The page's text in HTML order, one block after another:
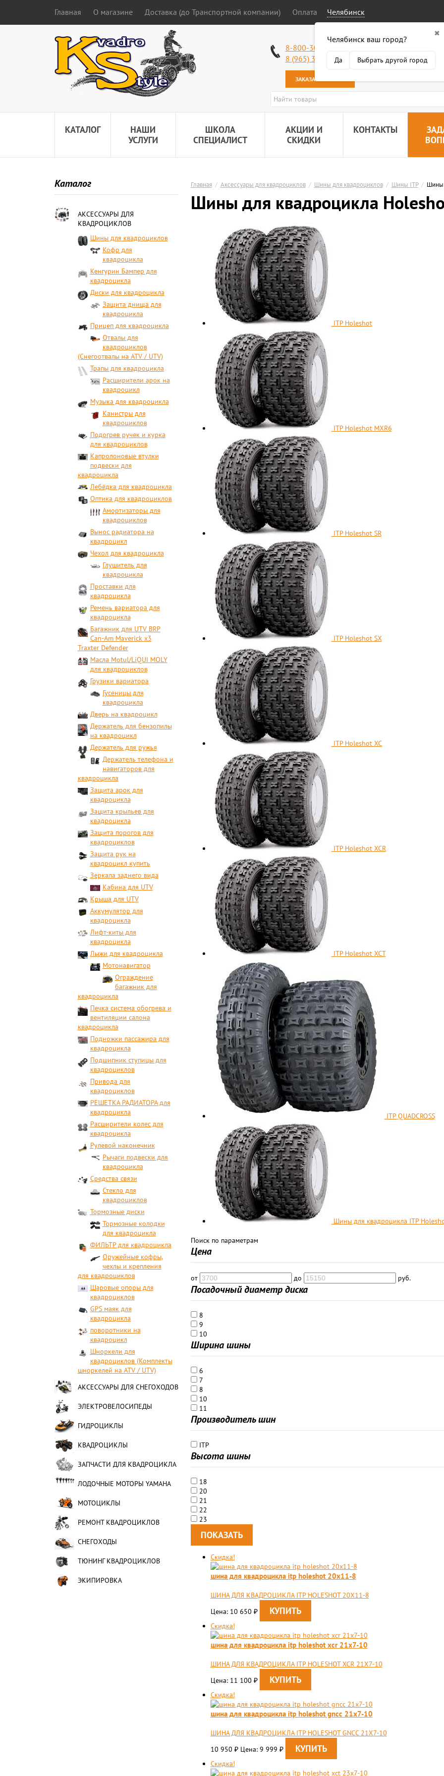
Главная О магазине Доставка (до Транспортной компании) Оплата Челябинск
✖
Челябинск ваш город?
Да Выбрать другой город
8-800-301-50-58
8 (965) 318-34-38
ЗАКАЗАТЬ ЗВОНОК
Работаем
КАТАЛОГ
НАШИ
УСЛУГИ
ШКОЛА
СПЕЦИАЛИСТ
АКЦИИ И
СКИДКИ
КОНТАКТЫ
Каталог
АКСЕССУАРЫ ДЛЯ
КВАДРОЦИКЛОВ
Шины для квадроциклов
Кофр для
квадроцикла
Кенгурин Бампер для
квадроцикла
Диски для квадроцикла
Защита днища для
квадроцикла
Прицеп для квадроцикла
Отвалы для
квадроциклов
(Снегоотвалы на ATV / UTV)
Трапы для квадроцикла
Расширители арок на
квадроцикл
Музыка для квадроцикла
Канистры для
квадроциклов
Подогрев ручек и курка
для квадроциклов
Капролоновые втулки
подвески для
квадроцикла
Лебёдка для квадроцикла
Оптика для квадроциклов
Амортизаторы для
квадроциклов
Вынос радиатора на
квадроцикл
Чехол для квадроцикла
Глушитель для
квадроцикла
Проставки для
квадроцикла
Ремень вариатора для
квадроцикла
Багажник для UTV BRP
Can-Am Maverick x3
Traxter Defender
Масла Motul/LiQUI MOLY
для квадроциклов
Грузики вариатора
Гусеницы для
квадроцикла
Дверь на квадроцикл
Держатель для бензопилы
на квадроцикл
Держатель для ружья
Держатель телефона и
навигаторов для
квадроцикла
Защита арок для
квадроцикла
Защита крыльев для
квадроцикла
Защита порогов для
квадроциклов
Защита рук на
квадроцикл купить
Зеркала заднего вида
Кабина для UTV
Крыша для UTV
Аккумулятор для
квадроцикла
Лифт-киты для
квадроцикла
Лыжи для квадроцикла
Мотонавигатор
Ограждение
багажник для
квадроцикла
Печка система обогрева и
вентиляции салона
квадроцикла
Подножки пассажира для
квадроцикла
Подшипник ступицы для
квадроциклов
Привода для
квадроциклов
РЕШЕТКА РАДИАТОРА для
квадроцикла
Расширители колес для
квадроцикла
Рулевой наконечник
Рычаги подвески для
квадроцикла
Средства связи
Стекло для
квадроциклов
Тормозные диски
Тормозные колодки
для квадроцикла
ФИЛЬТР для квадроцикла
Оружейные кофры,
чехлы и крепления
для квадроциклов
Шаровые опоры для
квадроциклов
GPS маяк для
квадроцикла
поворотники на
квадроцикл
Шноркели для
квадроциклов (Комплекты
шноркелей на ATV / UTV)
АКСЕССУАРЫ ДЛЯ СНЕГОХОДОВ
ЭЛЕКТРОВЕЛОСИПЕДЫ
ГИДРОЦИКЛЫ
КВАДРОЦИКЛЫ
ЗАПЧАСТИ ДЛЯ КВАДРОЦИКЛА
ЛОДОЧНЫЕ МОТОРЫ YAMAHA
МОТОЦИКЛЫ
РЕМОНТ КВАДРОЦИКЛОВ
СНЕГОХОДЫ
ТЮНИНГ КВАДРОЦИКЛОВ
ЭКИПИРОВКА
Главная / Аксессуары для квадроциклов / Шины для квадроциклов / Шины ITP / Шины
Шины для квадроцикла
ITP Holeshot
ITP Holeshot MXR6
ITP Holeshot SR
ITP Holeshot SX
ITP Holeshot XC
ITP Holeshot XCR
ITP Holeshot XCT
ITP QUADCROSS
Шины для квадроцикла ITP
Поиск по параметрам
Цена
от до руб.
Посадочный диаметр диска
8
9
10
Ширина шины
6
7
8
10
11
Производитель шин
ITP
Высота шины
18
20
21
22
23
Скидка!
шина для квадроцикла itp holeshot 20x11-8
ШИНА ДЛЯ КВАДРОЦИКЛА ITP HOLESHOT 20X11-8
Цена: 10 650 ₽
Скидка!
шина для квадроцикла itp holeshot xcr 21x7-10
ШИНА ДЛЯ КВАДРОЦИКЛА ITP HOLESHOT XCR 21X7-10
Цена: 11 100 ₽
Скидка!
шина для квадроцикла itp holeshot gncc 21x7-10
ШИНА ДЛЯ КВАДРОЦИКЛА ITP HOLESHOT GNCC 21X7-10
10 950 ₽ Цена: 9 999 ₽
Скидка!